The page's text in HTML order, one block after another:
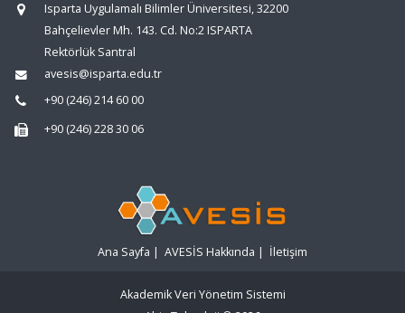
Isparta Uygulamalı Bilimler Üniversitesi, 32200
Bahçelievler Mh. 143. Cd. No:2 ISPARTA
Rektörlük Santral
avesis@isparta.edu.tr
+90 (246) 214 60 00
+90 (246) 228 30 06
Ana Sayfa | AVESİS Hakkında | İletişim
Akademik Veri Yönetim Sistemi